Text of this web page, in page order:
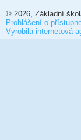
© 2026, Základní
Prohlášení o
Vyrobila internetová